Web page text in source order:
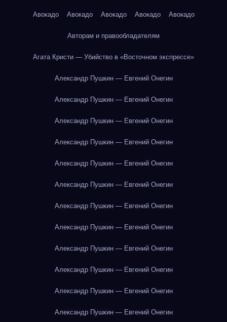
Авокадо Авокадо Авокадо Авокадо Авокадо
Авторам и правообладателям
Агата Кристи — Убийство в «Восточном экспрессе»
Александр Пушкин — Евгений Онегин
Александр Пушкин — Евгений Онегин
Александр Пушкин — Евгений Онегин
Александр Пушкин — Евгений Онегин
Александр Пушкин — Евгений Онегин
Александр Пушкин — Евгений Онегин
Александр Пушкин — Евгений Онегин
Александр Пушкин — Евгений Онегин
Александр Пушкин — Евгений Онегин
Александр Пушкин — Евгений Онегин
Александр Пушкин — Евгений Онегин
Александр Пушкин — Евгений Онегин